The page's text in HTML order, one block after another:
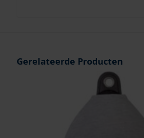
Gerelateerde Producten